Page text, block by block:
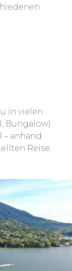
in vielen
Bungalow)
anhand
Reise.